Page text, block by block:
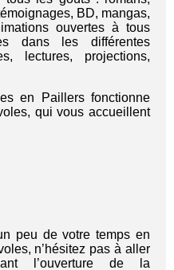
BD, mangas,
ouvertes à tous
dans les différentes
lectures, projections,
en Paillers fonctionne
qui vous accueillent
peu de votre temps en
n’hésitez pas à aller
l’ouverture de la